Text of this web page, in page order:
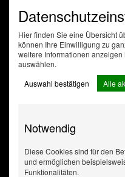
Hier finden Sie eine Übersicht
können Ihre Einwilligung zu
weitere Informationen
auswählen.
Auswahl bestätigen
Alle
Notwendig
Diese Cookies sind für den
und ermöglichen
Funktionalitäten.